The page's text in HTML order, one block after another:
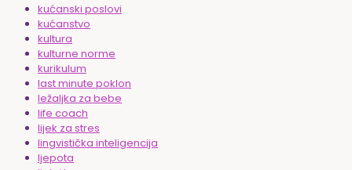
kućanski poslovi
kućanstvo
kultura
kulturne norme
kurikulum
last minute poklon
ležaljka za bebe
life coach
lijek za stres
lingvistička inteligencija
ljepota